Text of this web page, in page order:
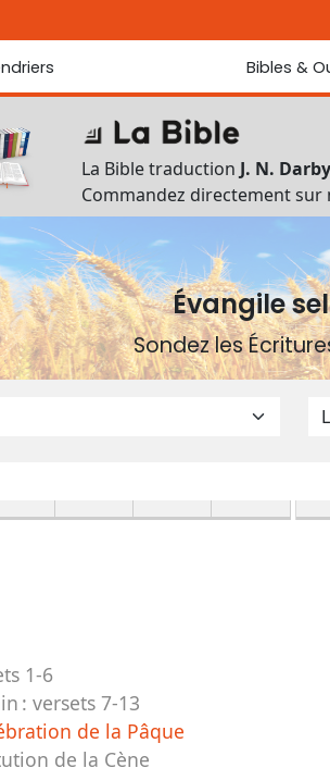
Bibles &
Bibles
Traduction J. N. Darby
Traduction J. N. Darby
Ancien Testament
Outils
Lexique grec du
Téléchargements
La Bible traduction J. N.
Commandez directement sur
Évangile
Sondez les
1-6
: versets 7-13
de la Pâque
de la Cène